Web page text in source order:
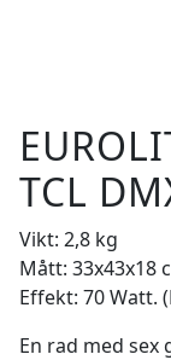
TCL
Vikt: 2,8 kg
Mått: 33x43x18
Effekt: 70 Watt.
En rad med sex